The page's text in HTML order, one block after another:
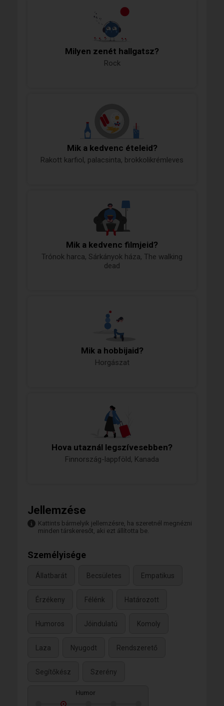
Milyen zenét hallgatsz?
Rock
Mik a kedvenc ételeid?
Rakott karfiol, palacsinta, brokkolikrémleves
Mik a kedvenc filmjeid?
Trónok harca, Sárkányok háza, The walking
dead
Mik a hobbijaid?
Horgászat
Hova utaznál legszívesebben?
Finnország-lappföld, Kanada
Jellemzése
Kattints bármelyik jellemzésre, ha szeretnél megnézni
minden társkeresőt, aki ezt állította be.
Személyisége
Állatbarát Becsületes Empatikus
Érzékeny Félénk Határozott
Humoros Jóindulatú Komoly
Laza Nyugodt Rendszerető
Segítőkész Szerény
Humor